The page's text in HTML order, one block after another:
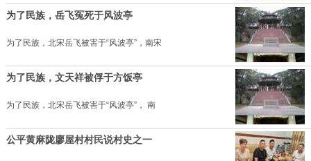
为了民族，岳飞冤死于风波亭
为了民族，北宋岳飞被害于“风波亭”，南宋
为了民族，文天祥被俘于方饭亭
为了民族，北宋岳飞被害于“风波亭”， 南
公平黄麻陇廖屋村村民说村史之一